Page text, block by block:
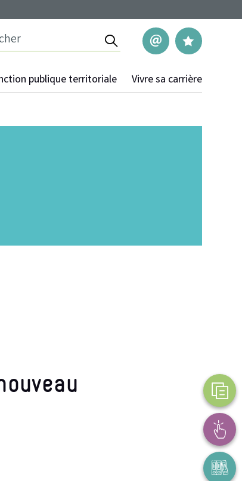
Rechercher
NousMes
publique territoriale Vivre sa carrière